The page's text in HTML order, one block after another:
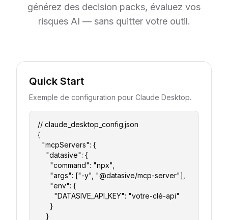
générez des decision packs, évaluez vos
risques AI — sans quitter votre outil.
Quick Start
Exemple de configuration pour Claude Desktop.
// claude_desktop_config.json
{
  "mcpServers": {
    "datasive": {
      "command": "npx",
      "args": ["-y", "@datasive/mcp-server"],
      "env": {
        "DATASIVE_API_KEY": "votre-clé-api"
      }
    }